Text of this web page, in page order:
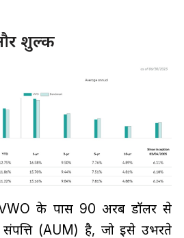
शुल्क
के पास 90 अरब डॉलर से
संपत्ति (AUM) है, जो इसे उभरते